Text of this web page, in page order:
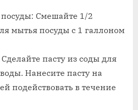
Смешайте 1/2
мытья посуды с 1 галлоном
пасту из соды для
Нанесите пасту на
подействовать в течение